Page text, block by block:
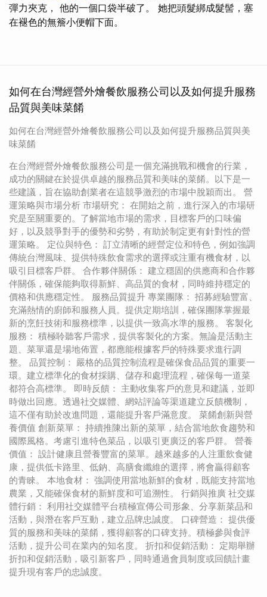
彈力夾克， 他的一個口袋半破了。 她把頭髮綁成髮髻，塞
在褪色的無簷小便帽下面。
如何在台灣經營外燴餐飲服務公司以及如何提升服務
品質與美味菜餚
如何在台灣經營外燴餐飲服務公司以及如何提升服務品質與美
味菜餚
在台灣經營外燴餐飲服務公司是一個充滿挑戰和機會的行業，
成功的關鍵在於提供卓越的服務品質和美味的菜餚。以下是一
些建議，旨在協助創業者在這競爭激烈的市場中脫穎而出。 營
運策略與市場分析 市場研究： 在開始之前，進行深入的市場研
究是至關重要的。了解當地市場的需求，目標客戶的口味偏
好，以及競爭對手的優勢和劣勢，有助於制定更有針對性的營
運策略。 定位與特色： 訂立清晰的經營定位和特色，例如強調
傳統台灣風味、提供特殊飲食需求的選擇或注重有機食材，以
吸引目標客戶群。 合作夥伴關係： 建立穩固的供應商和合作夥
伴關係，確保能夠取得新鮮、高品質的食材，同時維持穩定的
價格和供應穩定性。 服務品質提升 專業團隊： 招募經驗豐富、
充滿熱情的廚師和服務人員。提供定期培訓，確保團隊掌握最
新的烹飪技術和服務標準，以提供一致高水準的服務。 客製化
服務： 積極聆聽客戶需求，提供客製化的方案。無論是活動主
題、菜單還是場地佈置，都應能根據客戶的特殊要求進行調
整。 品質控制： 嚴格的品質控制流程是確保食品品質的重要一
環。建立標準化的食材採購、儲存和處理流程，確保每一道菜
都符合高標準。 即時反饋： 主動收集客戶的意見和建議，並即
時做出回應。透過社交媒體、網站評論等渠道建立反饋機制，
這不僅有助於改進問題，還能提升客戶滿意度。 菜餚創新與營
養價值 創新菜單： 持續推陳出新的菜單，結合當地飲食趨勢和
國際風格。考慮引進特色菜品，以吸引更廣泛的客戶群。 營養
價值： 設計健康且營養豐富的菜單。越來越多的人注重飲食健
康，提供低卡路里、低鈉、高膳食纖維的選擇，將會贏得顧客
的青睞。 本地食材： 強調使用當地新鮮的食材，既能支持當地
農業，又能確保食材的新鮮度和可追溯性。 行銷與推廣 社交媒
體行銷： 利用社交媒體平台積極宣傳公司形象、分享新菜品和
活動，與潛在客戶互動，建立品牌忠誠度。 口碑營造： 提供優
質的服務和美味的菜餚，獲得顧客的口碑支持。積極參與食評
活動，提升公司在業內的知名度。 折扣和促銷活動： 定期舉辦
折扣和促銷活動，吸引新客戶，同時通過會員制度或回饋計畫
提升現有客戶的忠誠度。